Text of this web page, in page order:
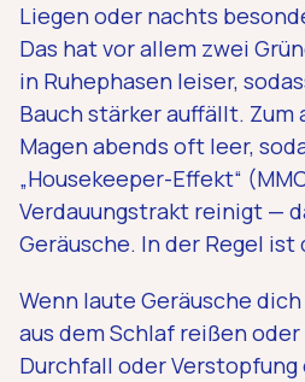
Liegen oder nachts
Das hat vor allem zwei
in Ruhephasen leiser,
Bauch stärker auffällt.
Magen abends oft leer,
„Housekeeper-Effekt“
Verdauungstrakt reinigt —
Geräusche. In der Regel ist
Wenn laute Geräusche
aus dem Schlaf reißen
Durchfall oder